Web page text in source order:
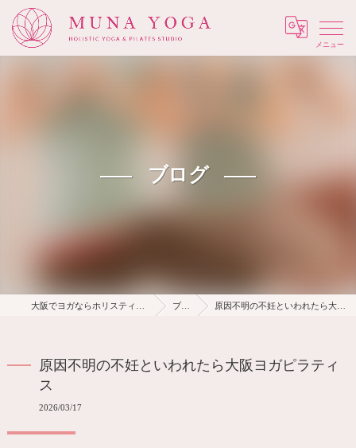
Menu
ブログ
ブログ 原因不明の不妊といわれたら大阪ヨガピラティス
原因不明の不妊といわれたら大阪ヨガピラティ
ス
2026/03/17